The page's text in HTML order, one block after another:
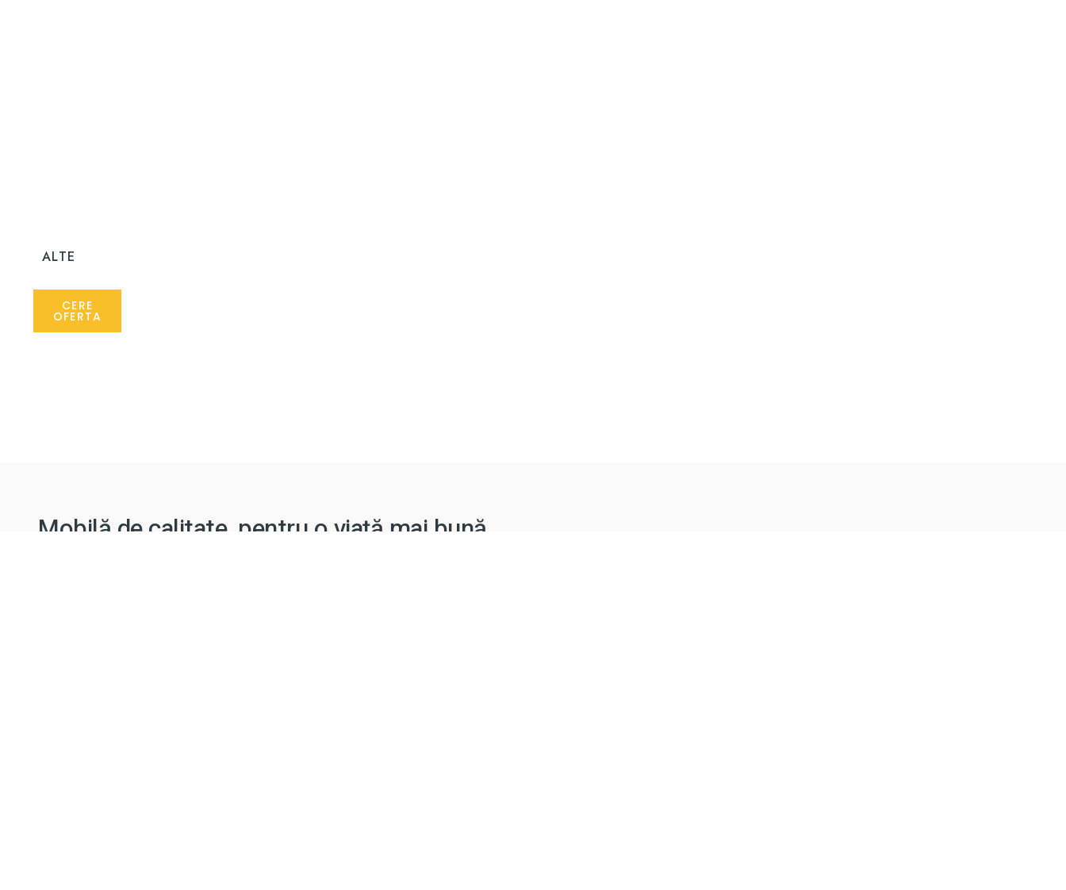
ALTE
CERE
OFERTA
Mobilă de calitate, pentru o viață mai bună.